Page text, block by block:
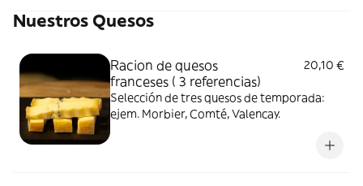
Nuestros Quesos
Racion de quesos
franceses ( 3 referencias)
20,10 €
Selección de tres quesos de temporada:
ejem. Morbier, Comté, Valencay.